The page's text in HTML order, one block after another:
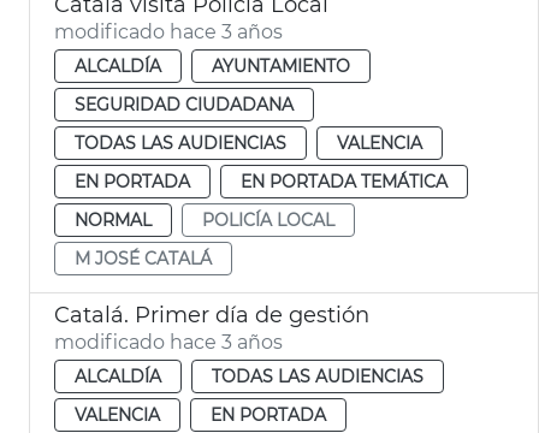
modificado hace 3 años
ALCALDÍA
AYUNTAMIENTO
SEGURIDAD CIUDADANA
TODAS LAS AUDIENCIAS
VALENCIA
EN PORTADA
EN PORTADA TEMÁTICA
NORMAL
POLICÍA LOCAL
M JOSÉ CATALÁ
Catalá. Primer día de gestión
modificado hace 3 años
ALCALDÍA
TODAS LAS AUDIENCIAS
VALENCIA
EN PORTADA